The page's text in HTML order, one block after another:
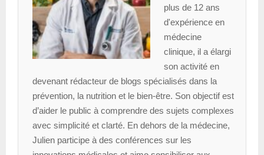
plus de 12 ans
d'expérience en
médecine
clinique, il a élargi
son activité en
devenant rédacteur de blogs spécialisés dans la
prévention, la nutrition et le bien-être. Son objectif est
d’aider le public à comprendre des sujets complexes
avec simplicité et clarté. En dehors de la médecine,
Julien participe à des conférences sur les